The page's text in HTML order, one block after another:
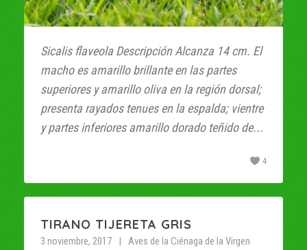
Sicalis flaveola Descripción Alcanza 14 cm. El
macho es amarillo brillante en las partes
superiores y amarillo oliva en la región dorsal;
presenta rayados tenues en la espalda; vientre
y partes inferiores amarillo dorado teñido de...
4
TIRANO TIJERETA GRIS
3 noviembre, 2017 Aves de la Ciénaga de la Virgen